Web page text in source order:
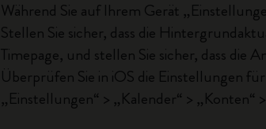
IZIPIZI x Moleskine
Moleskine Detour
Während Sie auf Ihrem Gerät
Stellen Sie sicher, dass die
Timepage, und stellen Sie sicher, dass die
Überprüfen Sie in iOS die Einstellungen
„Einstellungen“ > „Kalender“ > „Konten“